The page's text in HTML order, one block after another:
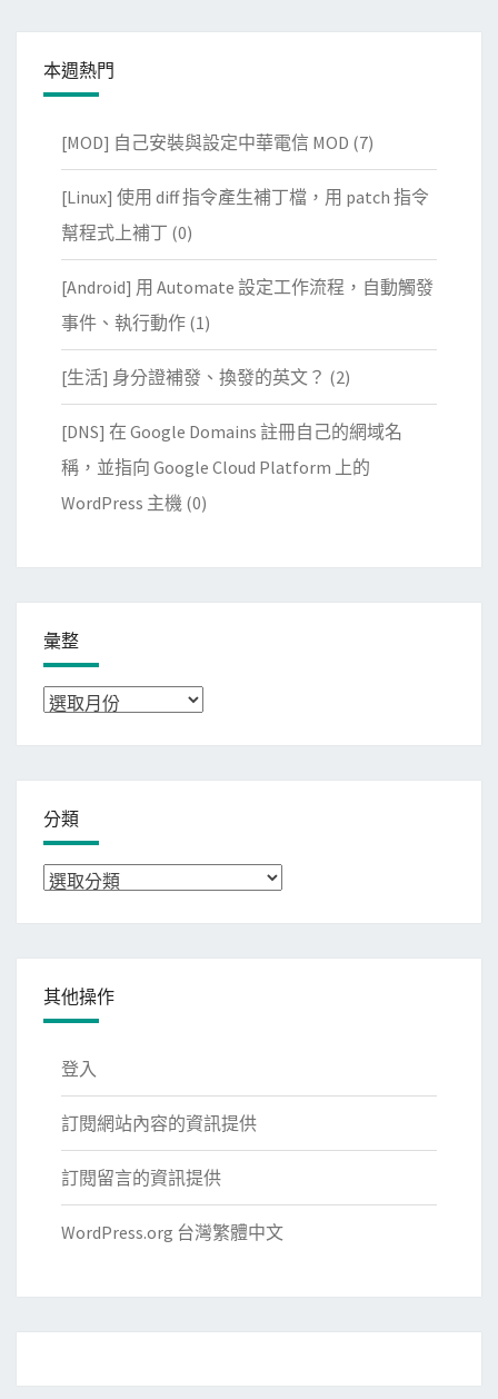
本週熱門
[MOD] 自己安裝與設定中華電信 MOD (7)
[Linux] 使用 diff 指令產生補丁檔，用 patch 指令
幫程式上補丁 (0)
[Android] 用 Automate 設定工作流程，自動觸發
事件、執行動作 (1)
[生活] 身分證補發、換發的英文？ (2)
[DNS] 在 Google Domains 註冊自己的網域名
稱，並指向 Google Cloud Platform 上的
WordPress 主機 (0)
彙整
彙
分類
分
其他操作
登入
訂閱網站內容的資訊提供
訂閱留言的資訊提供
WordPress.org 台灣繁體中文